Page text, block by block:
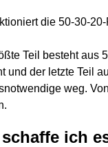
die 50-30-20-
Teil besteht aus
und der letzte Teil
weg.
ich